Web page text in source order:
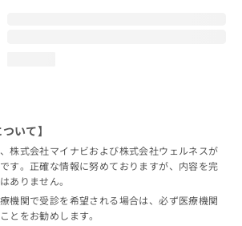
いて】
株式会社マイナビおよび株式会社ウェルネスが
す。正確な情報に努めておりますが、内容を完
ありません。
機関で受診を希望される場合は、必ず医療機関
とをお勧めします。